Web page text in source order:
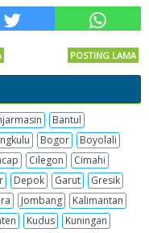
POSTING LAMA
Bantul
Bogor
Boyolali
Cilegon
Cimahi
Depok Garut
Gresik
Jombang
Kalimantan
Kudus
Kuningan